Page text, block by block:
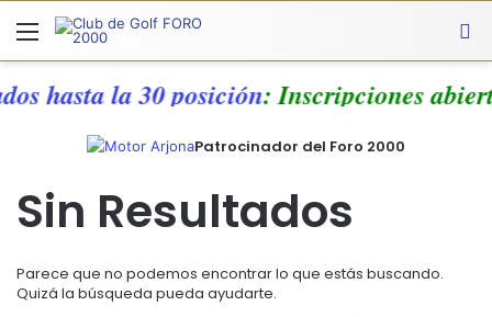
Menú
hasta la 30 posición: Inscripciones
Patrocinador del Foro 2000
Sin Resultados
Parece que no podemos encontrar lo que estás buscando.
Quizá la búsqueda pueda ayudarte.